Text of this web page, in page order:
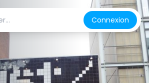
Connexion